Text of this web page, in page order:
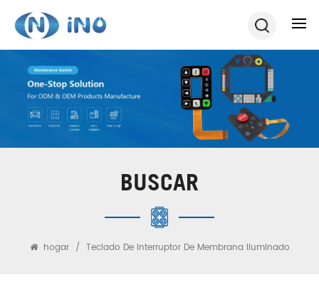
BUSCAR
hogar / Teclado De Interruptor De Membrana Iluminado